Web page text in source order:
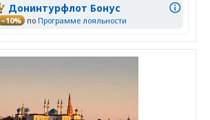
Донинтурфлот Бонус
–10% по Программе лояльности